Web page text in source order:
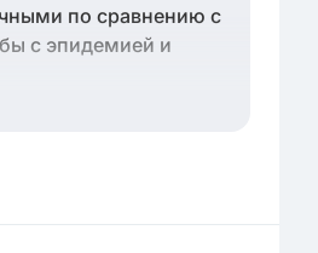
по сравнению с
с эпидемией и